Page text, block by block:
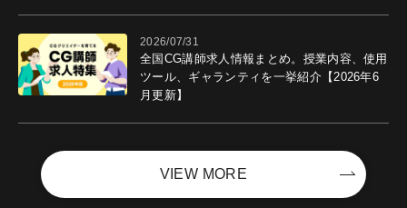
2026/07/31
全国CG講師求人情報まとめ。授業内容、使用
ツール、ギャランティを一挙紹介【2026年6
月更新】
VIEW MORE